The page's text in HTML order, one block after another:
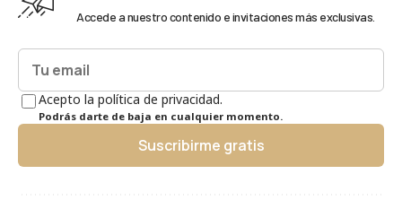
Accede a nuestro contenido e invitaciones más exclusivas.
Acepto la política de privacidad.
Podrás darte de baja en cualquier momento.
Suscribirme gratis